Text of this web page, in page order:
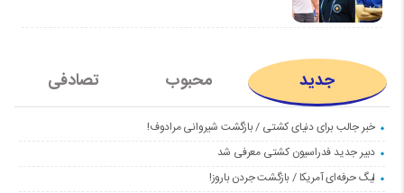
جدید محبوب تصادفی
خبر جالب برای دنیای کشتی / بازگشت شیروانی مرادوف!
دبیر جدید فدراسیون کشتی معرفی شد
لیگ حرفه‌ای آمریکا / بازگشت جردن باروز!